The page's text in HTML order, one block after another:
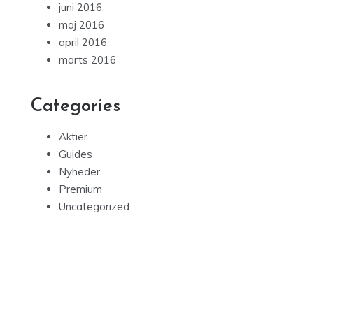
juni 2016
maj 2016
april 2016
marts 2016
Categories
Aktier
Guides
Nyheder
Premium
Uncategorized